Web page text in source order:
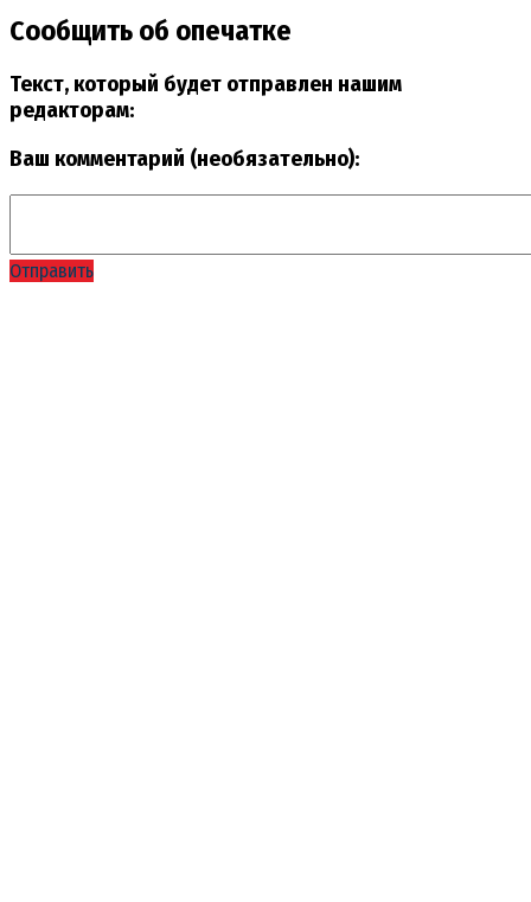
Сообщить об опечатке
Текст, который будет отправлен нашим
редакторам:
Ваш комментарий (необязательно):
Отправить